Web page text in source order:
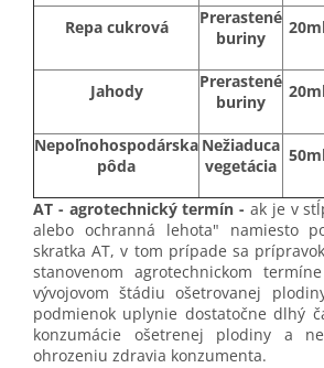
Repa cukrová
Prerastené
buriny
Jahody
Prerastené
buriny
Nepoľnohospodárska
pôda
Nežiaduca
vegetácia
AT - agrotechnický termín - ak je v
alebo ochranná lehota" namiesto
skratka AT, v tom prípade sa
stanovenom agrotechnickom
vývojovom štádiu ošetrovanej
podmienok uplynie dostatočne dlhý
konzumácie ošetrenej plodiny a
ohrozeniu zdravia konzumenta.